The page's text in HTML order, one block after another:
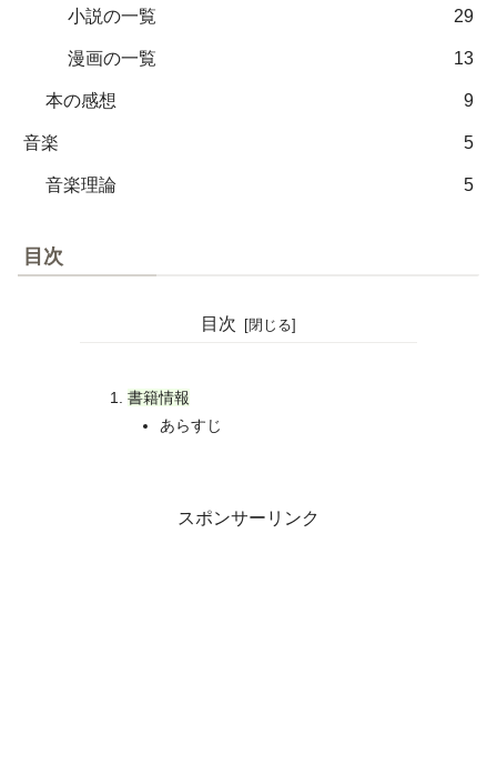
小説の一覧 29
漫画の一覧 13
本の感想 9
音楽 5
音楽理論 5
目次
目次
書籍情報
あらすじ
スポンサーリンク